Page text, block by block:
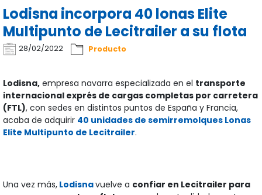
Lodisna incorpora 40 lonas Elite
Multipunto de Lecitrailer a su flota
28/02/2022 Producto
Lodisna, empresa navarra especializada en el transporte
internacional exprés de cargas completas por carretera
(FTL), con sedes en distintos puntos de España y Francia,
acaba de adquirir 40 unidades de semirremolques Lonas
Elite Multipunto de Lecitrailer.
Una vez más, Lodisnavuelve a confiar en Lecitrailer para